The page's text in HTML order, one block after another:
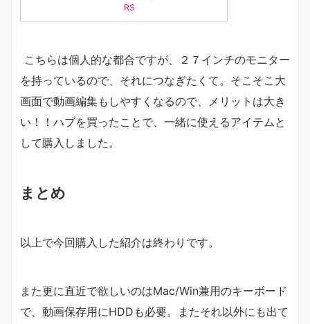
RS
こちらは個人的な都合ですが、２７インチのモニター
を持っているので、それにつなぎたくて。そこそこ大
画面で動画編集もしやすくなるので、メリットは大き
い！！ハブを買ったことで、一緒に使えるアイテムと
して購入しました。
まとめ
以上で今回購入した紹介は終わりです。
また更に直近で欲しいのはMac/Win兼用のキーボード
で、動画保存用にHDDも必要。またそれ以外にも出て